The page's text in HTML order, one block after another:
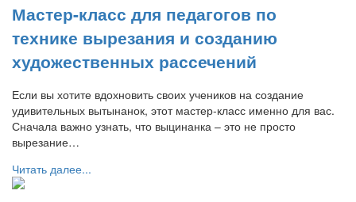
Мастер-класс для педагогов по
технике вырезания и созданию
художественных рассечений
Если вы хотите вдохновить своих учеников на создание
удивительных вытынанок, этот мастер-класс именно для вас.
Сначала важно узнать, что выцинанка – это не просто
вырезание…
Читать далее...